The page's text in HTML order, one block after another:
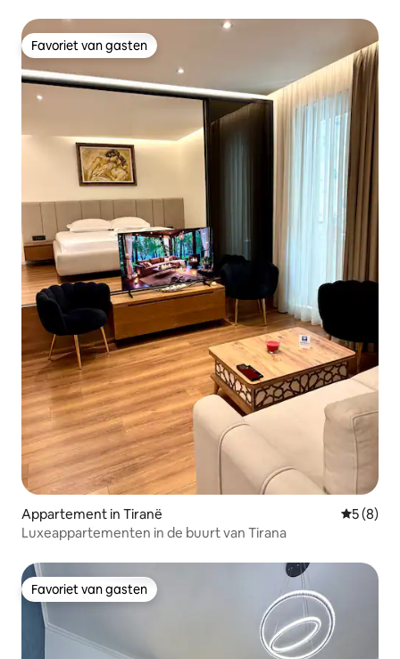
Favoriet van gasten
Favoriet van gasten
Appartement in Tiranë
5 (8)
Luxeappartementen in de buurt van Tirana
Favoriet van gasten
Favoriet van gasten